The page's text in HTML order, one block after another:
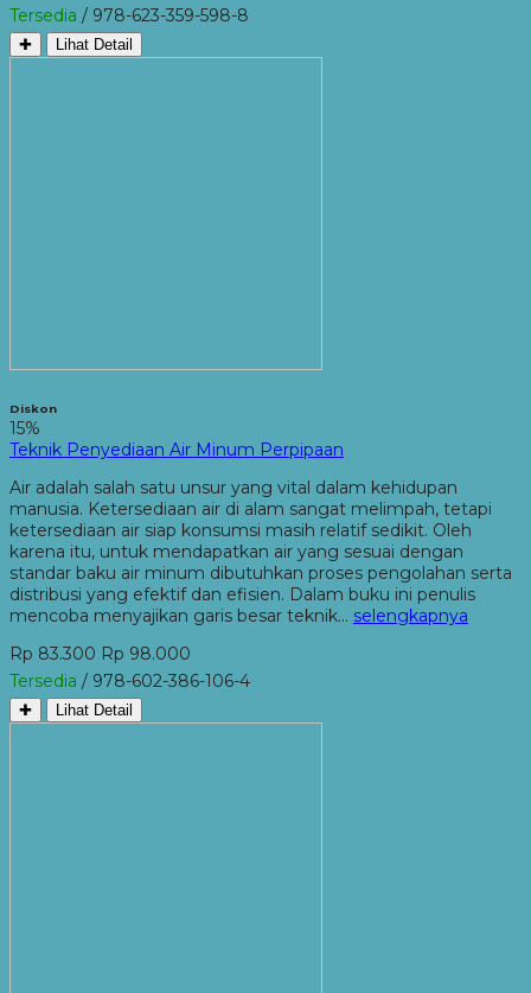
Tersedia / 978-623-359-598-8
✚ Lihat Detail
Diskon
15%
Teknik Penyediaan Air Minum Perpipaan
Air adalah salah satu unsur yang vital dalam kehidupan
manusia. Ketersediaan air di alam sangat melimpah, tetapi
ketersediaan air siap konsumsi masih relatif sedikit. Oleh
karena itu, untuk mendapatkan air yang sesuai dengan
standar baku air minum dibutuhkan proses pengolahan serta
distribusi yang efektif dan efisien. Dalam buku ini penulis
mencoba menyajikan garis besar teknik… selengkapnya
Rp 83.300 Rp 98.000
Tersedia / 978-602-386-106-4
✚ Lihat Detail